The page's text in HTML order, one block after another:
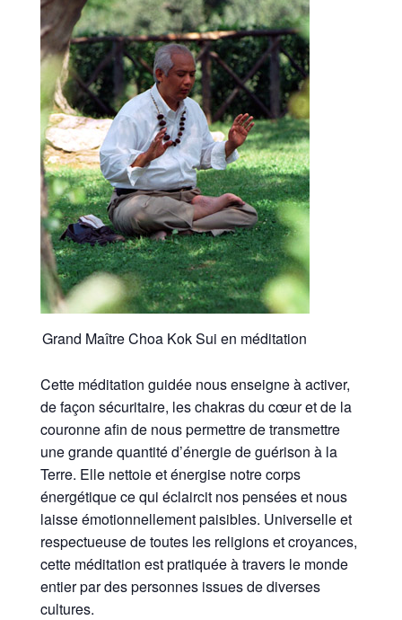
Grand Maître Choa Kok Sui en méditation
Cette méditation guidée nous enseigne à activer,
de façon sécuritaire, les chakras du cœur et de la
couronne afin de nous permettre de transmettre
une grande quantité d’énergie de guérison à la
Terre. Elle nettoie et énergise notre corps
énergétique ce qui éclaircit nos pensées et nous
laisse émotionnellement paisibles. Universelle et
respectueuse de toutes les religions et croyances,
cette méditation est pratiquée à travers le monde
entier par des personnes issues de diverses
cultures.